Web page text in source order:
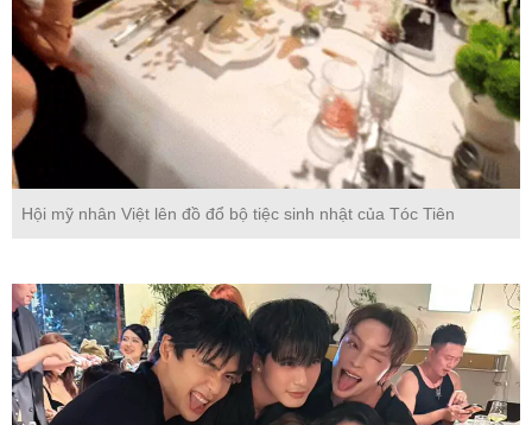
Hội mỹ nhân Việt lên đồ đổ bộ tiệc sinh nhật của Tóc Tiên